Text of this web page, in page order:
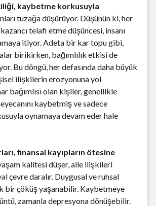
kaybetme korkusuyla
tuzağa düşürüyor. Düşünün ki, her
telafi etme düşüncesi, insanı
itiyor. Adeta bir kar topu gibi,
birikirken, bağımlılık etkisi de
Bu döngü, her defasında daha büyük
ilişkilerin erozyonuna yol
bağımlısı olan kişiler, genellikle
kaybetmiş ve sadece
oynamaya devam eder hale
finansal kayıpların ötesine
kalitesi düşer, aile ilişkileri
çevre daralır. Duygusal ve ruhsal
bir çöküş yaşanabilir. Kaybetmeye
zamanla depresyona dönüşebilir.